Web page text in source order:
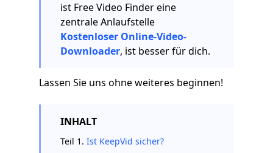
ist Free Video Finder eine
zentrale Anlaufstelle
Kostenloser Online-Video-
Downloader, ist besser für dich.
Lassen Sie uns ohne weiteres beginnen!
INHALT
Teil 1. Ist KeepVid sicher?